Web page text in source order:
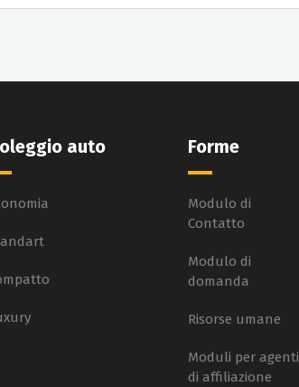
auto Forme
Modulo di
Contatto
Modulo di
domanda
Risorse umane
Moduli per agenti
di affiliazione